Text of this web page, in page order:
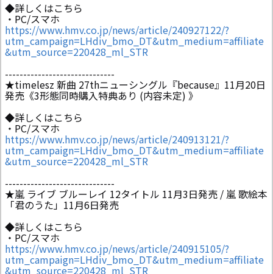
◆詳しくはこちら
・PC/スマホ
https://www.hmv.co.jp/news/article/240927122/?
utm_campaign=LHdiv_bmo_DT&utm_medium=affiliate
&utm_source=220428_ml_STR
------------------------------
★timelesz 新曲 27thニューシングル『because』11月20日
発売《3形態同時購入特典あり (内容未定) 》
◆詳しくはこちら
・PC/スマホ
https://www.hmv.co.jp/news/article/240913121/?
utm_campaign=LHdiv_bmo_DT&utm_medium=affiliate
&utm_source=220428_ml_STR
------------------------------
★嵐 ライブ ブルーレイ 12タイトル 11月3日発売 / 嵐 歌絵本
「君のうた」11月6日発売
◆詳しくはこちら
・PC/スマホ
https://www.hmv.co.jp/news/article/240915105/?
utm_campaign=LHdiv_bmo_DT&utm_medium=affiliate
&utm_source=220428_ml_STR